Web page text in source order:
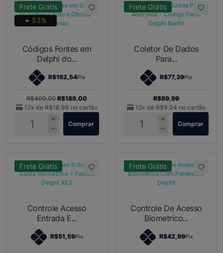
Frete Grátis
53%
Códigos Fontes em
Delphi do...
R$162,54Pix
R$400,00 R$189,00
12x de R$18,98 no cartão
Comprar
Frete Grátis
Coletor De Dados
Para...
R$77,39Pix
R$89,99
12x de R$9,04 no cartão
Comprar
Frete Grátis
Controle Acesso
Entrada E...
R$51,59Pix
Frete Grátis
Controle De Acesso
Biometrico...
R$42,99Pix